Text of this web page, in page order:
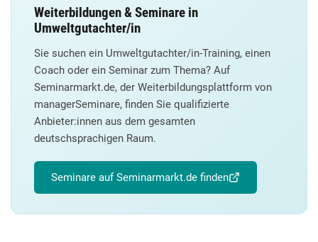
Weiterbildungen & Seminare in
Umweltgutachter/in
Sie suchen ein Umweltgutachter/in-Training, einen
Coach oder ein Seminar zum Thema? Auf
Seminarmarkt.de, der Weiterbildungsplattform von
managerSeminare, finden Sie qualifizierte
Anbieter:innen aus dem gesamten
deutschsprachigen Raum.
Seminare auf Seminarmarkt.de finden